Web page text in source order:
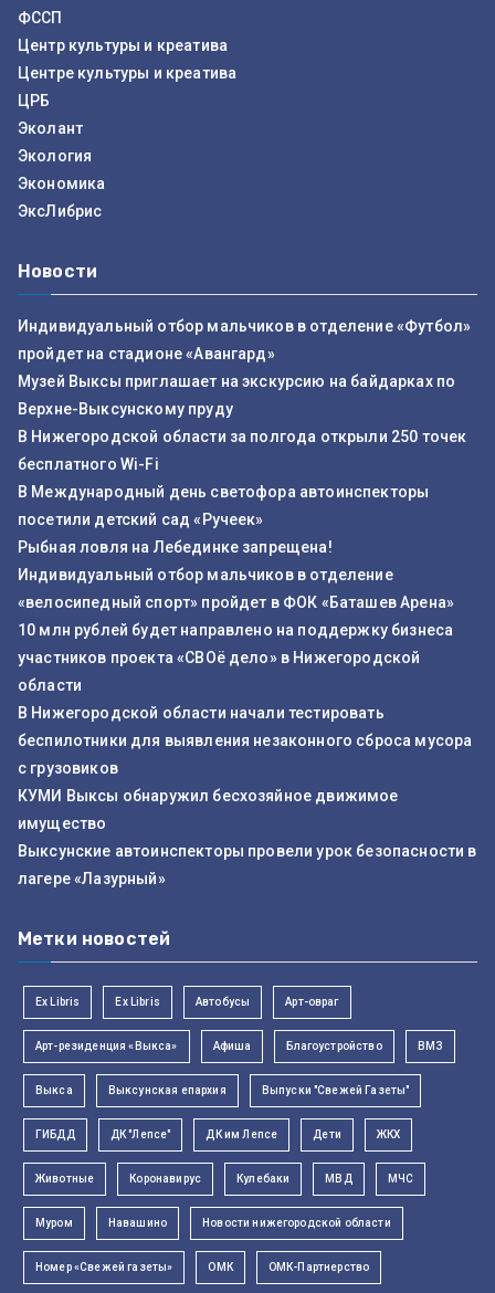
ФССП
Центр культуры и креатива
Центре культуры и креатива
ЦРБ
Эколант
Экология
Экономика
ЭксЛибрис
Новости
Индивидуальный отбор мальчиков в отделение «Футбол»
пройдет на стадионе «Авангард»
Музей Выксы приглашает на экскурсию на байдарках по
Верхне-Выксунскому пруду
В Нижегородской области за полгода открыли 250 точек
бесплатного Wi-Fi
В Международный день светофора автоинспекторы
посетили детский сад «Ручеек»
Рыбная ловля на Лебединке запрещена!
Индивидуальный отбор мальчиков в отделение
«велосипедный спорт» пройдет в ФОК «Баташев Арена»
10 млн рублей будет направлено на поддержку бизнеса
участников проекта «СВОё дело» в Нижегородской
области
В Нижегородской области начали тестировать
беспилотники для выявления незаконного сброса мусора
с грузовиков
КУМИ Выксы обнаружил бесхозяйное движимое
имущество
Выксунские автоинспекторы провели урок безопасности в
лагере «Лазурный»
Метки новостей
Ex Libris Ex Libris Автобусы Арт-овраг
Арт-резиденция «Выкса» Афиша Благоустройство ВМЗ
Выкса Выксунская епархия Выпуски "Свежей Газеты"
ГИБДД ДК "Лепсе" ДК им Лепсе Дети ЖКХ
Животные Коронавирус Кулебаки МВД МЧС
Муром Навашино Новости нижегородской области
Номер «Свежей газеты» ОМК ОМК-Партнерство